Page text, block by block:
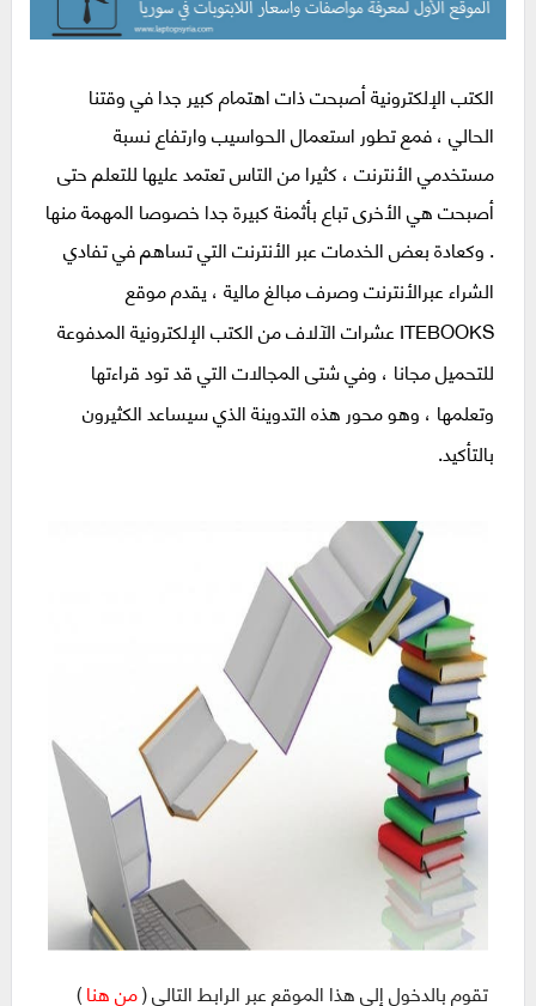
الكتب الإلكترونية أصبحت ذات اهتمام كبير جدا في وقتنا
الحالي ، فمع تطور استعمال الحواسيب وارتفاع نسبة
مستخدمي الأنترنت ، كثيرا من التاس تعتمد عليها للتعلم حتى
أصبحت هي الأخرى تباع بأثمنة كبيرة جدا خصوصا المهمة منها
.وكعادة بعض الخدمات عبر الأنترنت التي تساهم في تفادي
الشراء عبرالأنترنتوصرف مبالغ مالية ، يقدم موقع
ITEBOOKS عشرات الآلاف من الكتب الإلكترونية المدفوعة
للتحميل مجانا ، وفي شتى المجالات التي قد تود قراءتها
وتعلمها ، وهو محور هذه التدوينة الذي سيساعد الكثيرون
بالتأكيد.
تقوم بالدخول إلى هذا الموقع عبر الرابط التالي (من هنا)